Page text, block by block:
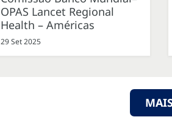
OPAS Lancet Regional
Health – Américas
29 Set 2025